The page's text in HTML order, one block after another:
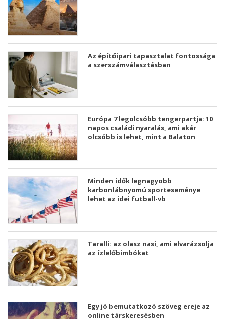
Az építőipari tapasztalat fontossága
a szerszámválasztásban
Európa 7 legolcsóbb tengerpartja: 10
napos családi nyaralás, ami akár
olcsóbb is lehet, mint a Balaton
Minden idők legnagyobb
karbonlábnyomú sporteseménye
lehet az idei futball-vb
Taralli: az olasz nasi, ami elvarázsolja
az ízlelőbimbókat
Egy jó bemutatkozó szöveg ereje az
online társkeresésben